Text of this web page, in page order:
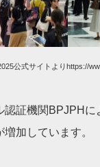
公式サイトよりhttps://
証機関BPJPH
加しています。